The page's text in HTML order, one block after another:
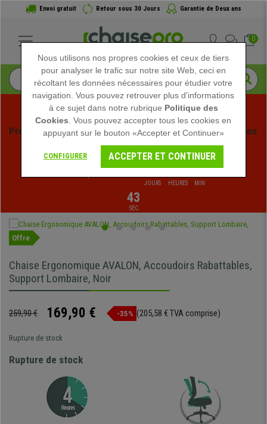
Envoi gratuit Retour sous 30 Jours Garantie de Deux ans
0
02
JOURS
: 04
HEURES
: 02
MIN
:
42
SEC
Profitez des soldes d'été chez Chaisepro ! Des réductions
exclusives pour une durée limitée - Voir l'offre
Offre
Chaise Ergonomique AVALON, Accoudoirs Rabattables,
Support Lombaire, Noir
259,90 € 169,90 € -35% (205,58 € TVA comprise)
Rupture de stock
Rupture de stock
Nous utilisons nos propres cookies et ceux de tiers
pour analyser le trafic sur notre site Web, ceci en
récoltant les données nécessaires pour étudier votre
navigation. Vous pouvez retrouver plus d'informations
à ce sujet dans notre rubrique Politique des
Cookies . Vous pouvez accepter tous les cookies en
appuyant sur le bouton «Accepter et Continuer»
CONFIGURER ACCEPTER ET CONTINUER